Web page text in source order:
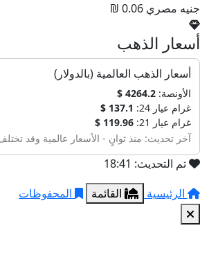
جنيه مصري 0.06 ₪
أسعار الذهب
أسعار الذهب العالمية (بالدولار)
الأونصة: 4264.2 $
غرام عيار 24:
137.1 $
غرام عيار 21:
119.96 $
آخر تحديث: منذ ثوانٍ - الأسعار عالمية وقد
تم التحديث: 18:41
الرئيسية
القائمة المحفوظات